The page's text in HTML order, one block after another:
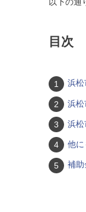
以下の通
目次
浜松
浜松
浜松
他に
補助